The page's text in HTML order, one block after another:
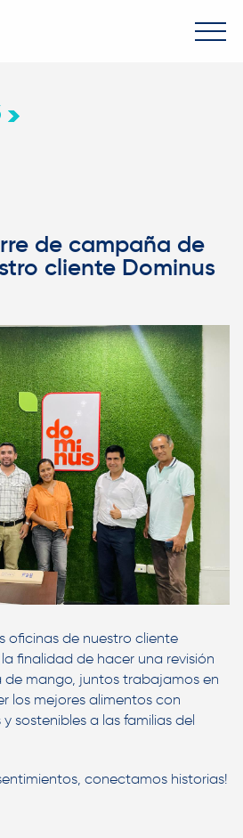
de campaña de
cliente Dominus
oficinas de nuestro cliente
finalidad de hacer una revisión
mango, juntos trabajamos en
los mejores alimentos con
sostenibles a las familias del
conectamos historias!